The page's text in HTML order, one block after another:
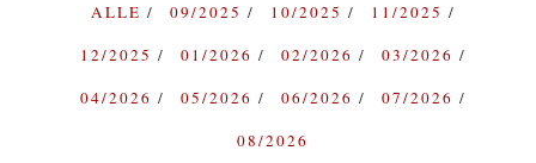
ALLE 09/2025 10/2025
11/2025
12/2025
01/2026 02/2026
03/2026
04/2026
05/2026 06/2026
07/2026
08/2026